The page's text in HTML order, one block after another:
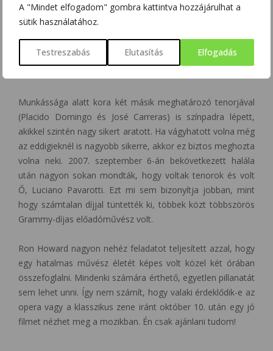
A "Mindet elfogadom" gombra kattintva hozzájárulhat a
sütik használatához.
Testreszabás Elutasítás Elfogadás
kért engedélyt, hogy Nicolettát oltár elé tudja vezetni, de
sajnálatos módon, nem lehetett hosszú, mivel 2006-ban
hasnyálmirigy rákkal diagnosztizálták, meg is operálták, de
Munkássága alatt kora két másik meghatározó tenorjával
(Placido Domingo és José Carreras) is színpadra lépett,
akikkel szintén nagy sikert aratott. Ha vágyhatott volna még
az eddigieknél is nagyobb sikerre, akkor ez biztos meghozta
volna neki. 2007. szeptember 6-án bekövetkezett halála
után nagyon sokan mondták, hogy voltak tenorok és volt
Ő, Luciano Pavarotti. Ezt mi sem bizonyítja jobban, mint
hogy számtalan díjjal tüntették ki, többek közt többszörös
Grammy-díjas előadóművész volt.
Ron Howard nagyon nehéz feladatot teljesített azzal, hogy
egy hatalmas művész életét képes volt közel két órában
összefoglalni. Mindenki számára érthető, egyetlen pillanatát
sem lehet unni. Így nem számít, hogy valaki érdeklődik-e az
opera vagy a klasszikus zene iránt október 10. után egy jó
filmet nézhet meg a mozikban. Én csak ajánlani tudom!